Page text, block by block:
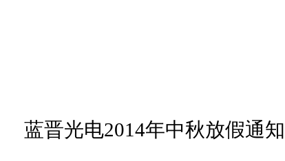
蓝晋光电2014年中秋放假通知